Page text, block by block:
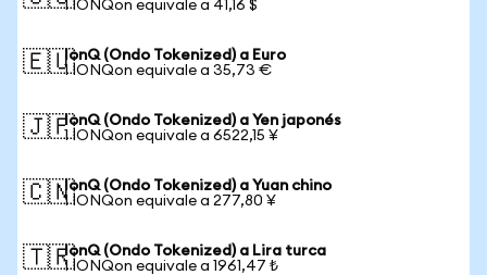
1 IONQon equivale a 41,16 $
🇪🇺IonQ (Ondo Tokenized) a Euro
1 IONQon equivale a 35,73 €
🇯🇵IonQ (Ondo Tokenized) a Yen japonés
1 IONQon equivale a 6522,15 ¥
🇨🇳IonQ (Ondo Tokenized) a Yuan chino
1 IONQon equivale a 277,80 ¥
🇹🇷IonQ (Ondo Tokenized) a Lira turca
1 IONQon equivale a 1961,47 ₺